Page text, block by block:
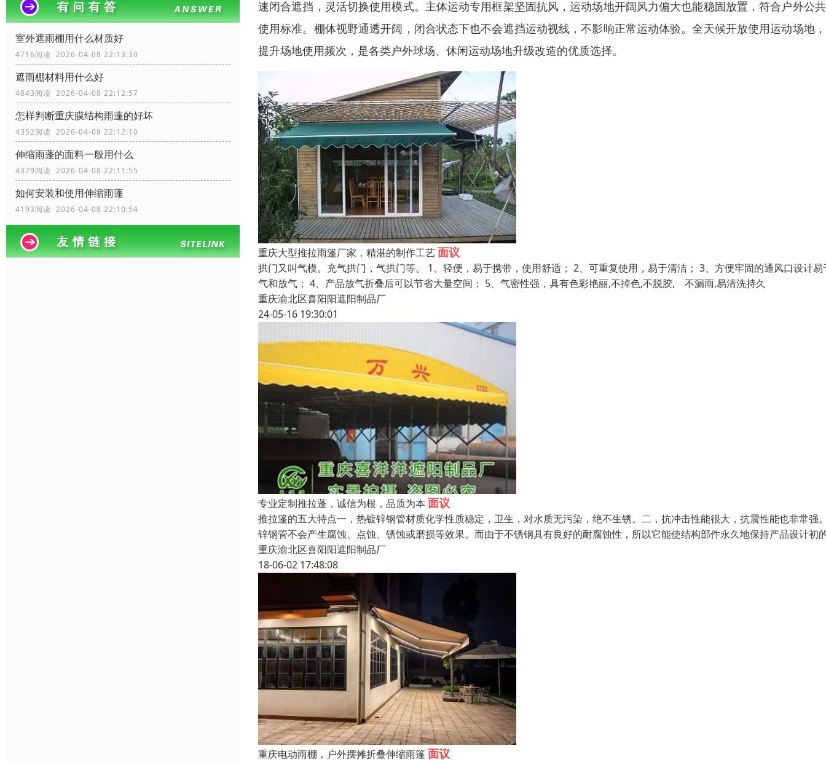
室外遮雨棚用什么材质好
4716阅读 2026-04-08 22:13:30
遮雨棚材料用什么好
4843阅读 2026-04-08 22:12:57
怎样判断重庆膜结构雨蓬的好坏
4352阅读 2026-04-08 22:12:10
伸缩雨蓬的面料一般用什么
4379阅读 2026-04-08 22:11:55
如何安装和使用伸缩雨蓬
4193阅读 2026-04-08 22:10:54
速闭合遮挡，灵活切换使用模式。主体运动专用框架坚固抗风，运动场地开阔风力偏大也能稳固放置，符合户外公
使用标准。棚体视野通透开阔，闭合状态下也不会遮挡运动视线，不影响正常运动体验。全天候开放使用运动场地
提升场地使用频次，是各类户外球场、休闲运动场地升级改造的优质选择。
重庆大型推拉雨篷厂家，精湛的制作工艺面议
拱门又叫气模。充气拱门，气拱门等。 1、轻便，易于携带，使用舒适； 2、可重复使用，易于清洁； 3、方便牢固的通风口设计易
气和放气； 4、产品放气折叠后可以节省大量空间； 5、气密性强，具有色彩艳丽,不掉色,不脱胶, 不漏雨,易清洗持久
重庆渝北区喜阳阳遮阳制品厂
24-05-16 19:30:01
专业定制推拉蓬，诚信为根，品质为本 面议
推拉篷的五大特点一，热镀锌钢管材质化学性质稳定，卫生，对水质无污染，绝不生锈。二，抗冲击性能很大，抗震性能也非常强
锌钢管不会产生腐蚀、点蚀、锈蚀或磨损等效果。而由于不锈钢具有良好的耐腐蚀性，所以它能使结构部件永久地保持产品设计初
重庆渝北区喜阳阳遮阳制品厂
18-06-02 17:48:08
重庆电动雨棚，户外摆摊折叠伸缩雨篷 面议